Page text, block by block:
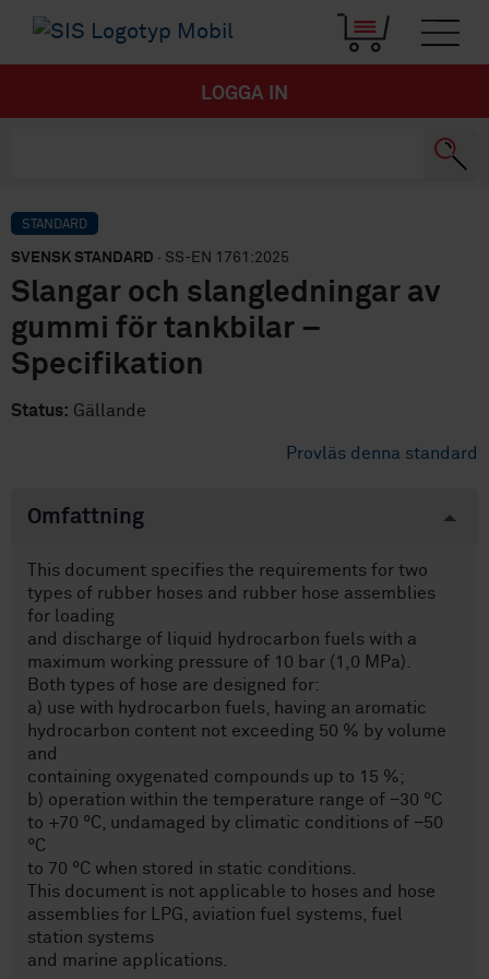
LOGGA IN
STANDARD
SVENSK STANDARD · SS-EN 1761:2025
Slangar och slangledningar av
gummi för tankbilar –
Specifikation
Status: Gällande
Provläs denna standard
Omfattning
This document specifies the requirements for two
types of rubber hoses and rubber hose assemblies
for loading
and discharge of liquid hydrocarbon fuels with a
maximum working pressure of 10 bar (1,0 MPa).
Both types of hose are designed for:
a) use with hydrocarbon fuels, having an aromatic
hydrocarbon content not exceeding 50 % by volume
and
containing oxygenated compounds up to 15 %;
b) operation within the temperature range of −30 °C
to +70 °C, undamaged by climatic conditions of −50
°C
to 70 °C when stored in static conditions.
This document is not applicable to hoses and hose
assemblies for LPG, aviation fuel systems, fuel
station systems
and marine applications.